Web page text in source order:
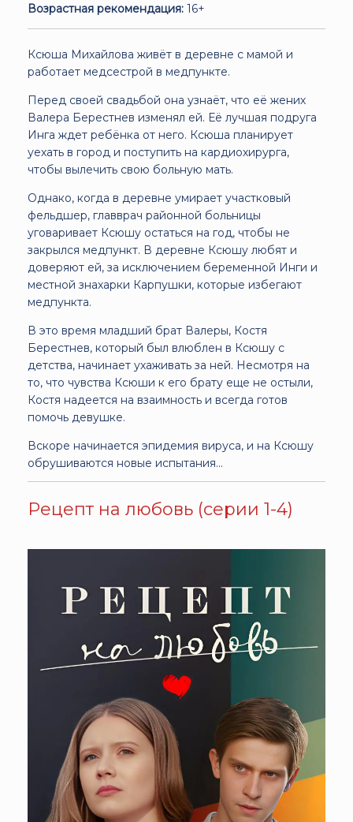
Возрастная рекомендация: 16+
Ксюша Михайлова живёт в деревне с мамой и
работает медсестрой в медпункте.
Перед своей свадьбой она узнаёт, что её жених
Валера Берестнев изменял ей. Её лучшая подруга
Инга ждет ребёнка от него. Ксюша планирует
уехать в город и поступить на кардиохирурга,
чтобы вылечить свою больную мать.
Однако, когда в деревне умирает участковый
фельдшер, главврач районной больницы
уговаривает Ксюшу остаться на год, чтобы не
закрылся медпункт. В деревне Ксюшу любят и
доверяют ей, за исключением беременной Инги и
местной знахарки Карпушки, которые избегают
медпункта.
В это время младший брат Валеры, Костя
Берестнев, который был влюблен в Ксюшу с
детства, начинает ухаживать за ней. Несмотря на
то, что чувства Ксюши к его брату еще не остыли,
Костя надеется на взаимность и всегда готов
помочь девушке.
Вскоре начинается эпидемия вируса, и на Ксюшу
обрушиваются новые испытания...
Рецепт на любовь (серии 1-4)